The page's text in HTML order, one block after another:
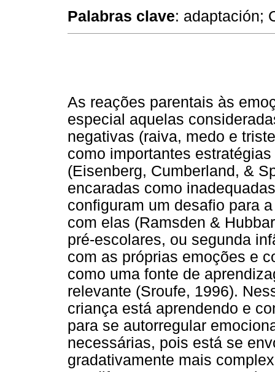
Palabras clave: adaptación;
As reações parentais às
especial aquelas
negativas (raiva, medo e
como importantes
(Eisenberg, Cumberland, &
encaradas como
configuram um desafio para
com elas (Ramsden &
pré-escolares, ou segunda
com as próprias emoções e
como uma fonte de
relevante (Sroufe, 1996).
criança está aprendendo e
para se autorregular
necessárias, pois está se
gradativamente mais